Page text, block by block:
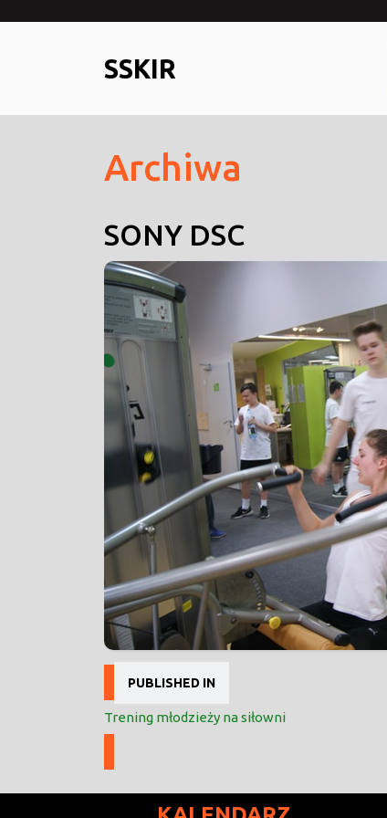
SSKIR
Archiwa
SONY DSC
Nawigacja
wpisu
PUBLISHED IN
Trening młodzieży na siłowni